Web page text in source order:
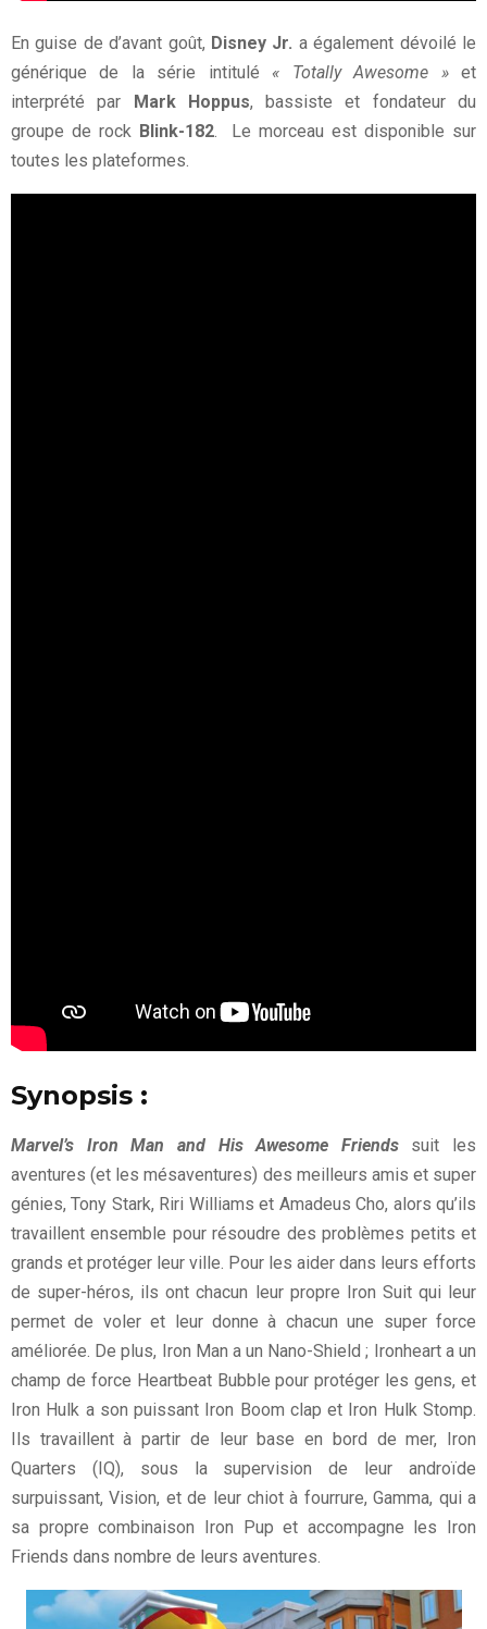
En guise de d’avant goût, Disney Jr. a également dévoilé le
générique de la série intitulé « Totally Awesome »et
interprété par
Mark Hoppus, bassiste et fondateur du
groupe de rock Blink-182. Le morceau est disponible sur
toutes les plateformes.
Synopsis :
Marvel’s Iron Man and His Awesome Friendssuit les
aventures (et les mésaventures) des meilleurs amis et super
génies, Tony Stark, Riri Williams et Amadeus Cho, alors qu’ils
travaillent ensemble pour résoudre des problèmes petits et
grands et protéger leur ville. Pour les aider dans leurs efforts
de super-héros, ils ont chacun leur propre Iron Suit qui leur
permet de voler et leur donne à chacun une super force
améliorée. De plus, Iron Man a un Nano-Shield ; Ironheart a un
champ de force Heartbeat Bubble pour protéger les gens, et
Iron Hulk a son puissant Iron Boom clap et Iron Hulk Stomp.
Ils travaillent à partir de leur base en bord de mer, Iron
Quarters (IQ), sous la supervision de leur androïde
surpuissant, Vision, et de leur chiot à fourrure, Gamma, qui a
sa propre combinaison Iron Pup et accompagne les Iron
Friends dans nombre de leurs aventures.